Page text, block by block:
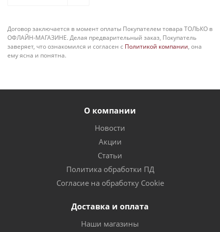
Договор заключается в момент оплаты Покупателем товара ТОЛЬКО в
ОФЛАЙН-МАГАЗИНЕ. Делая предварительный заказ, Покупатель
заверяет, что ознакомился и согласен с Политикой компании, она
ему ясна и понятна.
О компании
Новости
Акции
Статьи
Политика обработки ПД
Согласие на обработку Cookie
Доставка и оплата
Наши магазины